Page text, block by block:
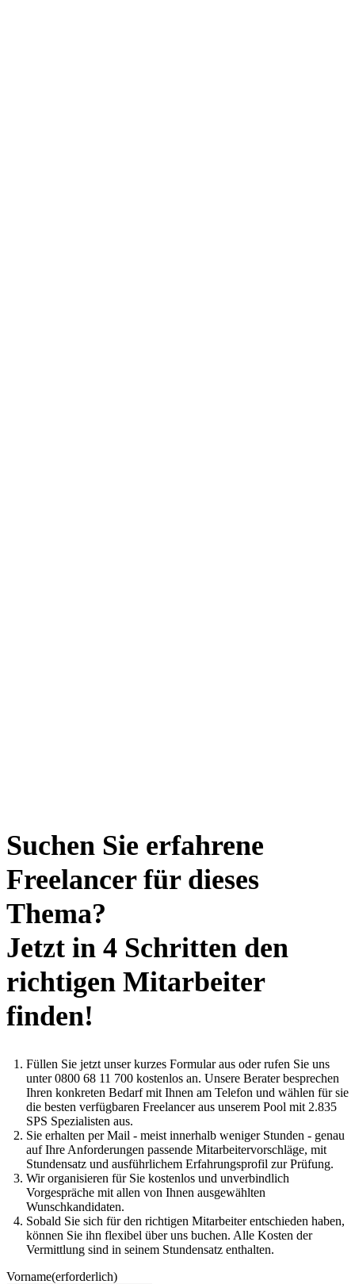
Suchen Sie erfahrene
Freelancer für dieses
Thema?
Jetzt in 4 Schritten den
richtigen Mitarbeiter
finden!
Füllen Sie jetzt unser kurzes Formular aus oder rufen Sie uns
unter 0800 68 11 700 kostenlos an. Unsere Berater besprechen
Ihren konkreten Bedarf mit Ihnen am Telefon und wählen für sie
die besten verfügbaren Freelancer aus unserem Pool mit 2.835
SPS Spezialisten aus.
Sie erhalten per Mail - meist innerhalb weniger Stunden - genau
auf Ihre Anforderungen passende Mitarbeitervorschläge, mit
Stundensatz und ausführlichem Erfahrungsprofil zur Prüfung.
Wir organisieren für Sie kostenlos und unverbindlich
Vorgespräche mit allen von Ihnen ausgewählten
Wunschkandidaten.
Sobald Sie sich für den richtigen Mitarbeiter entschieden haben,
können Sie ihn flexibel über uns buchen. Alle Kosten der
Vermittlung sind in seinem Stundensatz enthalten.
Vorname(erforderlich)